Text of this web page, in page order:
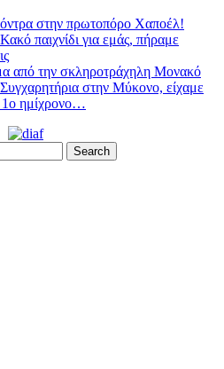
στην πρωτοπόρο Χαποέλ!
παιχνίδι για εμάς, πήραμε
από την σκληροτράχηλη Μονακό
στην Μύκονο, είχαμε
1ο ημίχρονο…